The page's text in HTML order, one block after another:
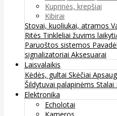
Kuprinės, krepšiai
Kibirai
Stovai, kuoliukai, atramos
Ritės Tinkleliai žuvims
Paruoštos sistemos
signalizatoriai Aksesuarai
Laisvalaikis
Kėdės, gultai Skėčiai
Šildytuvai palapinėms Stalai
Elektronika
Echolotai
Kameros